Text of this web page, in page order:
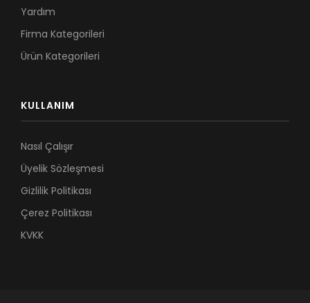
Yardım
Firma Kategorileri
Ürün Kategorileri
KULLANIM
Nasıl Çalışır
Üyelik Sözleşmesi
Gizlilik Politikası
Çerez Politikası
KVKK